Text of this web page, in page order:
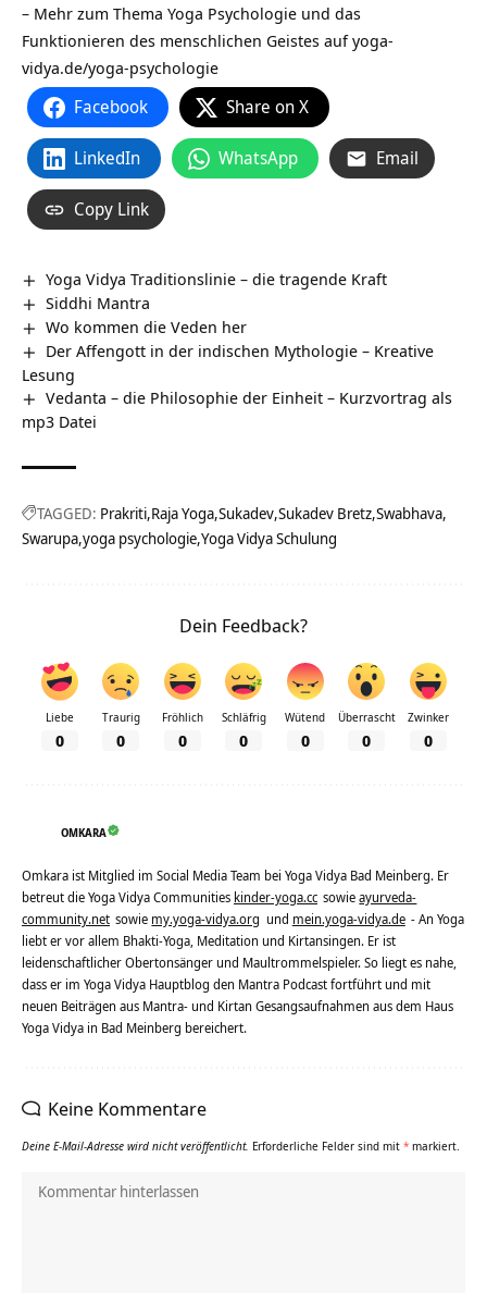
– Mehr zum Thema Yoga Psychologie und das
Funktionieren des menschlichen Geistes aufyoga-
vidya.de/yoga-psychologie
Facebook Share on X
LinkedIn WhatsApp Email
Copy Link
Yoga Vidya Traditionslinie – die tragende Kraft
Siddhi Mantra
Wo kommen die Veden her
Der Affengott in der indischen Mythologie – Kreative
Lesung
Vedanta – die Philosophie der Einheit – Kurzvortrag als
mp3 Datei
TAGGED: Prakriti Raja Yoga Sukadev Sukadev Bretz Swabhava
Swarupa yoga psychologie Yoga Vidya Schulung
Dein Feedback?
Liebe
0
Traurig
0
Fröhlich
0
Schläfrig
0
Wütend
0
Überrascht
0
Zwinker
0
OMKARA
Omkara ist Mitglied im Social Media Team bei Yoga Vidya Bad Meinberg. Er
betreut die Yoga Vidya Communities kinder-yoga.cc sowieayurveda-
community.net sowie my.yoga-vidya.org und mein.yoga-vidya.de - An Yoga
liebt er vor allem Bhakti-Yoga, Meditation und Kirtansingen. Er ist
leidenschaftlicher Obertonsänger und Maultrommelspieler. So liegt es nahe,
dass er im Yoga Vidya Hauptblog den Mantra Podcast fortführt und mit
neuen Beiträgen aus Mantra- und Kirtan Gesangsaufnahmen aus dem Haus
Yoga Vidya in Bad Meinberg bereichert.
Keine Kommentare
Deine E-Mail-Adresse wird nicht veröffentlicht. Erforderliche Felder sind mit * markiert.